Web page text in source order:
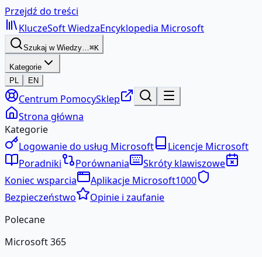
Przejdź do treści
KluczeSoftWiedzaEncyklopedia Microsoft
Szukaj w Wiedzy…⌘K
Kategorie
PL
EN
Centrum PomocySklep
Strona główna
Kategorie
Logowanie do usług Microsoft
Licencje Microsoft
Poradniki
Porównania
Skróty klawiszowe
Koniec wsparcia
Aplikacje Microsoft1000
Bezpieczeństwo
Opinie i zaufanie
Polecane
Microsoft 365